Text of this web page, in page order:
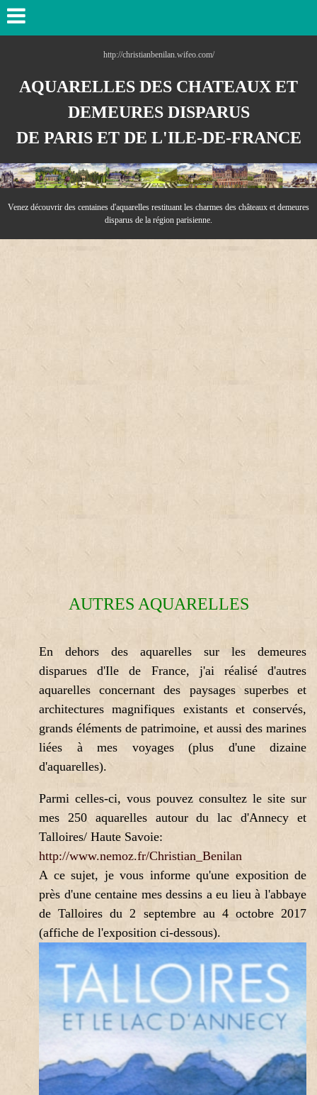
http://christianbenilan.wifeo.com/
AQUARELLES DES CHATEAUX ET
DEMEURES DISPARUS
DE PARIS ET DE L'ILE-DE-FRANCE
Venez découvrir des centaines d'aquarelles restituant les charmes des châteaux et demeures
disparus de la région parisienne.
AUTRES AQUARELLES
En dehors des aquarelles sur les demeures
disparues d'Ile de France, j'ai réalisé d'autres
aquarelles concernant des paysages superbes et
architectures magnifiques existants et conservés,
grands éléments de patrimoine, et aussi des marines
liées à mes voyages (plus d'une dizaine
d'aquarelles).
Parmi celles-ci, vous pouvez consultez le site sur
mes 250 aquarelles autour du lac d'Annecy et
Talloires/ Haute Savoie:
http://www.nemoz.fr/Christian_Benilan
A ce sujet, je vous informe qu'une exposition de
près d'une centaine mes dessins a eu lieu à l'abbaye
de Talloires du 2 septembre au 4 octobre 2017
(affiche de l'exposition ci-dessous).